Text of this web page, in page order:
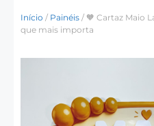
Início / Painéis / 🧡 Cartaz Maio
que mais importa